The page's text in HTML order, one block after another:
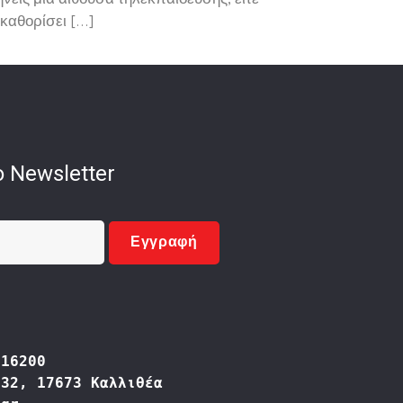
[…]
Newsletter
Εγγραφή
17673 Καλλιθέα